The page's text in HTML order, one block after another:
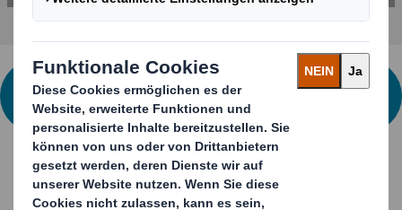
KONTAKTIEREN SIE UNS FÜR WEITERE
INFORMATIONEN